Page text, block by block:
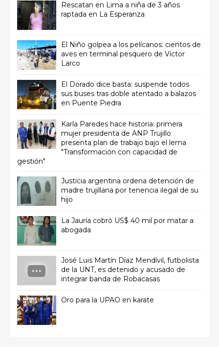
Rescatan en Lima a niña de 3 años
raptada en La Esperanza
El Niño golpea a los pelícanos: cientos de
aves en terminal pesquero de Víctor
Larco
El Dorado dice basta: suspende todos
sus buses tras doble atentado a balazos
en Puente Piedra
Karla Paredes hace historia: primera
mujer presidenta de ANP Trujillo
presenta plan de trabajo bajo el lema
"Transformación con capacidad de
gestión"
Justicia argentina ordena detención de
madre trujillana por tenencia ilegal de su
hijo
La Jauría cobró US$ 40 mil por matar a
abogada
José Luis Martín Díaz Mendívil, futbolista
de la UNT, es detenido y acusado de
integrar banda de Robacasas
Oro para la UPAO en karate